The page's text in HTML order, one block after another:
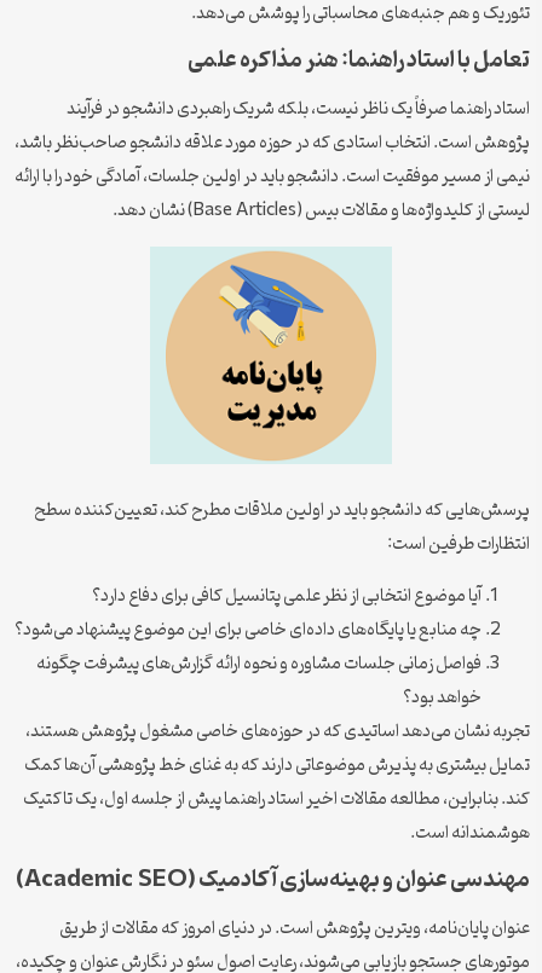
تئوریک و هم جنبه‌های محاسباتی را پوشش می‌دهد.
تعامل با استاد راهنما: هنر مذاکره علمی
استاد راهنما صرفاً یک ناظر نیست، بلکه شریک راهبردی دانشجو در فرآیند
پژوهش است. انتخاب استادی که در حوزه مورد علاقه دانشجو صاحب‌نظر باشد،
نیمی از مسیر موفقیت است. دانشجو باید در اولین جلسات، آمادگی خود را با ارائه
لیستی از کلیدواژه‌ها و مقالات بیس (Base Articles) نشان دهد.
پرسش‌هایی که دانشجو باید در اولین ملاقات مطرح کند، تعیین‌کننده سطح
انتظارات طرفین است:
آیا موضوع انتخابی از نظر علمی پتانسیل کافی برای دفاع دارد؟
چه منابع یا پایگاه‌های داده‌ای خاصی برای این موضوع پیشنهاد می‌شود؟
فواصل زمانی جلسات مشاوره و نحوه ارائه گزارش‌های پیشرفت چگونه
خواهد بود؟
تجربه نشان می‌دهد اساتیدی که در حوزه‌های خاصی مشغول پژوهش هستند،
تمایل بیشتری به پذیرش موضوعاتی دارند که به غنای خط پژوهشی آن‌ها کمک
کند. بنابراین، مطالعه مقالات اخیر استاد راهنما پیش از جلسه اول، یک تاکتیک
هوشمندانه است.
مهندسی عنوان و بهینه‌سازی آکادمیک (Academic SEO)
عنوان پایان‌نامه، ویترین پژوهش است. در دنیای امروز که مقالات از طریق
موتورهای جستجو بازیابی می‌شوند، رعایت اصول سئو در نگارش عنوان و چکیده،